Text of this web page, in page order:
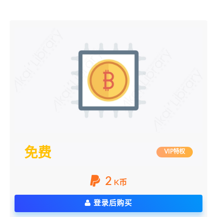
免费 VIP特权
2 K币
登录后购买